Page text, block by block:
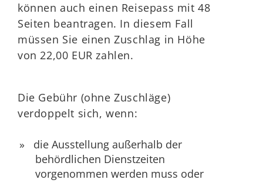
können auch einen Reisepass mit 48
Seiten beantragen. In diesem Fall
müssen Sie einen Zuschlag in Höhe
von 22,00 EUR zahlen.
Die Gebühr (ohne Zuschläge)
verdoppelt sich, wenn:
die Ausstellung außerhalb der
behördlichen Dienstzeiten
vorgenommen werden muss oder